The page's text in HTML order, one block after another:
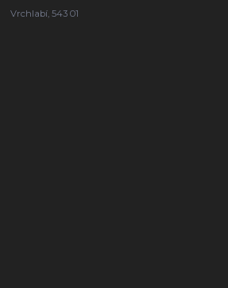
Vrchlabí, 543 01